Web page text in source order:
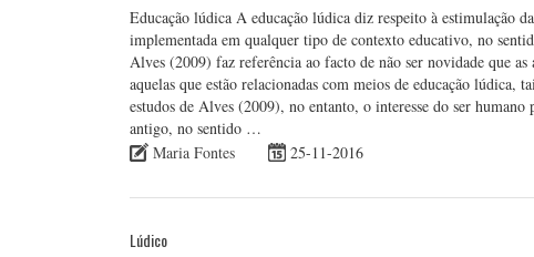
Educação lúdica A educação lúdica diz respeito à estimulação
implementada em qualquer tipo de contexto educativo, no
Alves (2009) faz referência ao facto de não ser novidade que
aquelas que estão relacionadas com meios de educação
estudos de Alves (2009), no entanto, o interesse do ser
antigo, no sentido …
Maria Fontes
25-11-2016
Lúdico